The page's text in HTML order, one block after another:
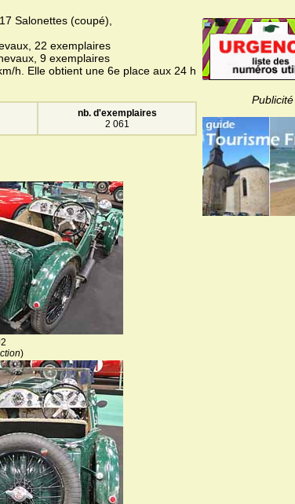
Publicité
Salonettes (coupé),
22 exemplaires
9 exemplaires
h. Elle obtient une 6e place aux 24 h
nb. d'exemplaires
2 061
)